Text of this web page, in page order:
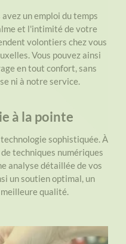
un emploi du temps
et l'intimité de votre
volontiers chez vous
Vous pouvez ainsi
en tout confort, sans
ni à notre service.
à la pointe
sophistiquée. À
techniques numériques
analyse détaillée de vos
un soutien optimal, un
qualité.